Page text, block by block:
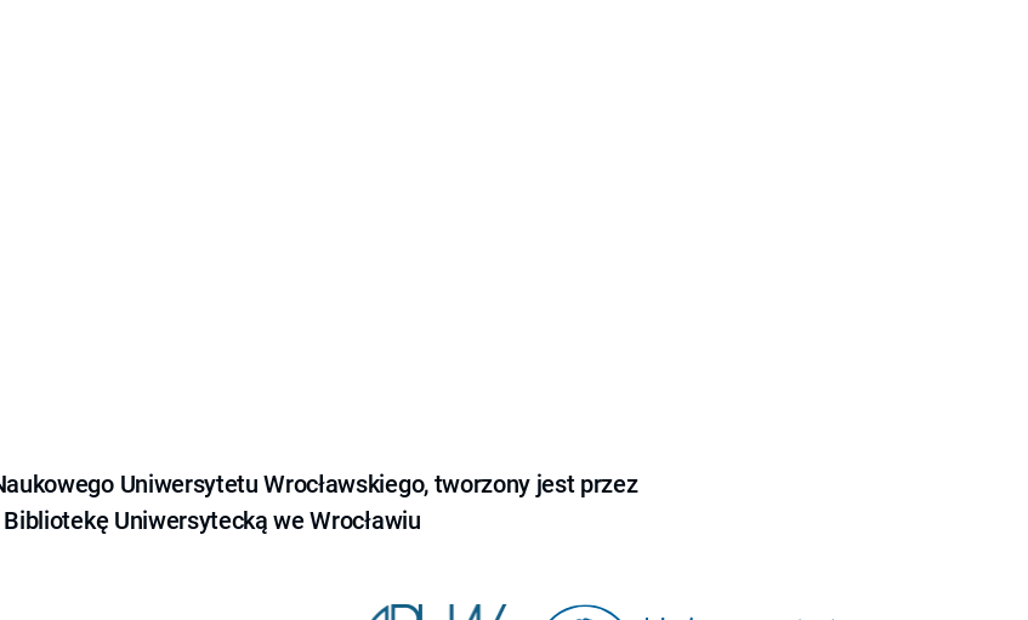
Uniwersytetu Wrocławskiego, tworzony jest przez
Bibliotekę Uniwersytecką we Wrocławiu